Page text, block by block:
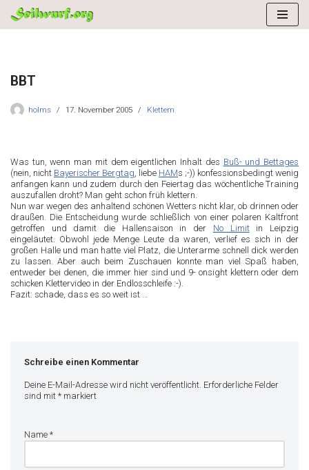
BBT
holms 17. November 2005 Klettern
Was tun, wenn man mit dem eigentlichen Inhalt des Buß- und Bettages
(nein, nicht Bayerischer Bergtag, liebe HAMs ;-)) konfessionsbedingt wenig
anfangen kann und zudem durch den Feiertag das wöchentliche Training
auszufallen droht? Man geht schon früh klettern.
Nun war wegen des anhaltend schönen Wetters nicht klar, ob drinnen oder
draußen. Die Entscheidung wurde schließlich von einer polaren Kaltfront
getroffen und damit die Hallensaison in der No Limitin Leipzig
eingeläutet. Obwohl jede Menge Leute da waren, verlief es sich in der
großen Halle und man hatte viel Platz, die Unterarme schnell dick werden
zu lassen. Aber auch beim Zuschauen konnte man viel Spaß haben,
entweder bei denen, die immer hier sind und 9- onsight klettern oder dem
schicken Klettervideo in der Endlosschleife :-).
Fazit: schade, dass es so weit ist …
Schreibe einen Kommentar
Deine E-Mail-Adresse wird nicht veröffentlicht. Erforderliche Felder
sind mit * markiert
Name *